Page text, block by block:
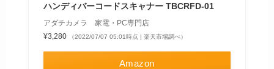
ハンディバーコードスキャナー TBCRFD-01
アダチカメラ 家電・PC専門店
¥3,280
（2022/07/07 05:01時点 | 楽天市場調べ）
Amazon